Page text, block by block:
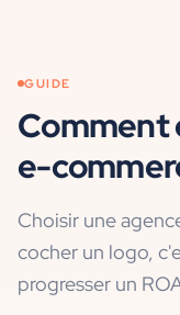
GUIDE
Comment
e-
Choisir une
cocher un logo,
progresser un